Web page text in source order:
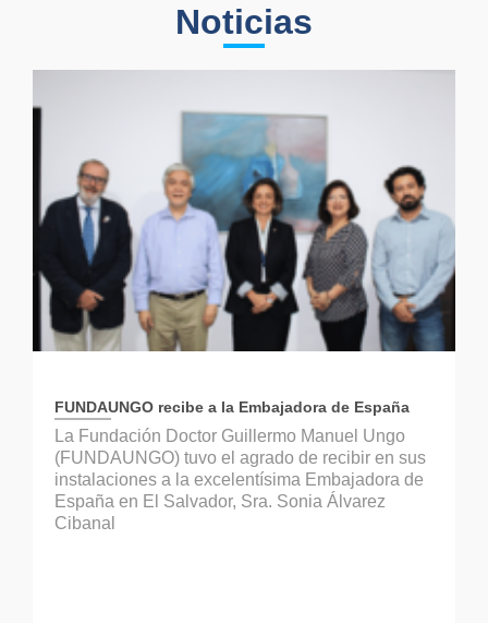
Noticias
FUNDAUNGO recibe a la Embajadora de España
La Fundación Doctor Guillermo Manuel Ungo
(FUNDAUNGO) tuvo el agrado de recibir en sus
instalaciones a la excelentísima Embajadora de
España en El Salvador, Sra. Sonia Álvarez
Cibanal